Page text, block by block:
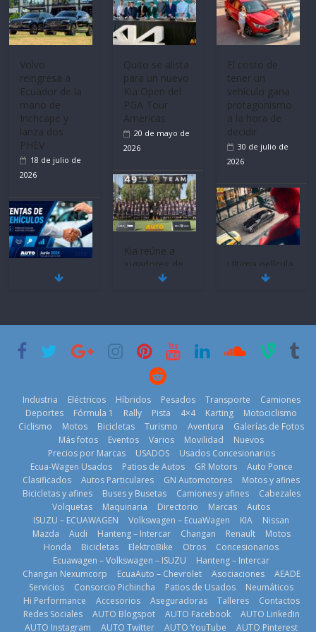
Volvo
reingresa a
Ecuador de la
mano de
Inchcape y
lanza dos
PHEV
18 de julio de
2026
Mercado
historia
11 de julio de
BMW, Toyota,
Bosch y
prueban flota
que usa
gasolina 100%
renovable
25 de julio de
2026
Quito se alista
para un nuevo
Kia Open del
PGA Tour
Americas
20 de mayo de
2026
Kia reúne a
jugadores de
fútbol de todo
2026
La Vuelta al
Ecuador 2026,
edición 47ª,
recorre 7
provincias en 8
días
1 de agosto de
2026
El costo de
tener un
vehículo gana
protagonismo
a la hora de
decidir
30 de julio de
2026
Ultima película
‘Spider‑Man:
29 de julio de
¿Qué puede
pasar con tu
vehículo si
permanece
varios días sin
usar?
3 de agosto de
2026
Industria Eléctricos Híbridos Pesados Transporte
Camiones
Deportes
Fórmula 1 Rally Pista 4×4 Karting
Motociclismo
Ciclismo
Motos Bicicletas Turismo Aventura
Galerías de Fotos
Más fotos
Eventos Varios Movilidad
Nuevos
Precios por Marcas
USADOS
Usados Concesionarios
Ecua-Wagen Usados
Patios de Autos GR Motors
Auto Ponce
Clasificados
Autos Particulares GN Automotores
Motos y afines
Bicicletas y afines
Buses y Busetas Camiones y afines
Cabezales
Volquetas
Maquinaria Directorio Marcas
Autos
ISUZU – ECUAWAGEN
Volkswagen – EcuaWagen KIA
Nissan
Mazda
Audi Hanteng – Intercar Changan Renault
Motos
Honda
Bicicletas ElektroBike Otros
Concesionarios
Ecuawagen – Volkswagen – ISUZU
Hanteng – Intercar
Changan Nexumcorp
EcuaAuto – Chevrolet Asociaciones
AEADE
Servicios
Consorcio Pichincha Patios de Usados
Neumáticos
Hi Performance
Accesorios Aseguradoras Talleres
Contactos
Redes Sociales
AUTO Blogspot AUTO Facebook
AUTO LinkedIn
AUTO Instagram
AUTO Twitter AUTO YouTube AUTO Pinterest